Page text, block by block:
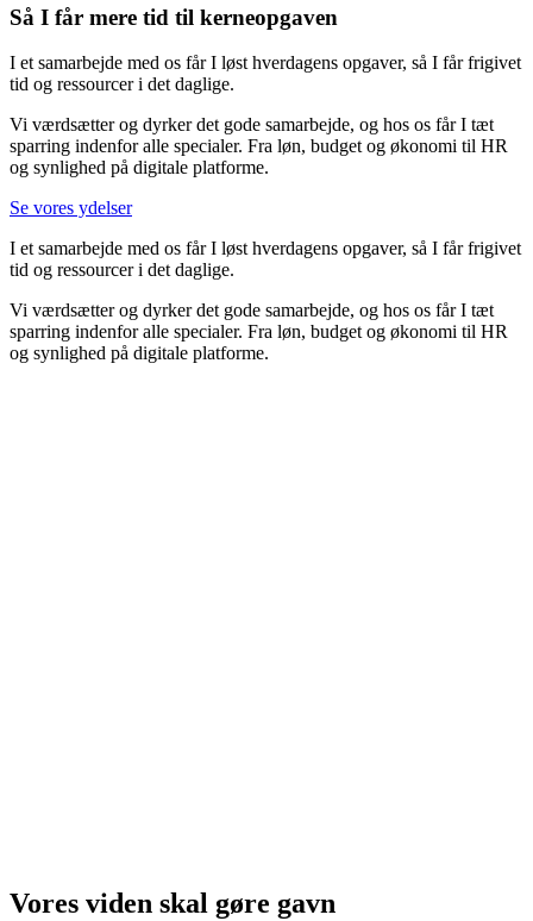
Så I får mere tid til kerneopgaven
I et samarbejde med os får I løst hverdagens opgaver, så I får frigivet
tid og ressourcer i det daglige.
Vi værdsætter og dyrker det gode samarbejde, og hos os får I tæt
sparring indenfor alle specialer. Fra løn, budget og økonomi til HR
og synlighed på digitale platforme.
Se vores ydelser
I et samarbejde med os får I løst hverdagens opgaver, så I får frigivet
tid og ressourcer i det daglige.
Vi værdsætter og dyrker det gode samarbejde, og hos os får I tæt
sparring indenfor alle specialer. Fra løn, budget og økonomi til HR
og synlighed på digitale platforme.
Vores viden skal gøre gavn